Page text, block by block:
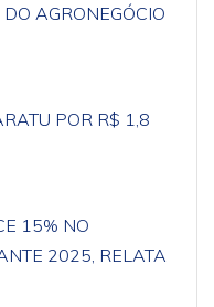
AGRONEGÓCIO
POR R$ 1,8
15% NO
2025, RELATA